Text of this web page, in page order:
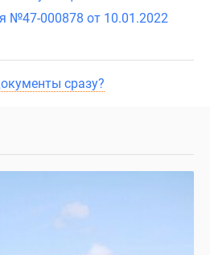
№47-000878 от 10.01.2022
сразу?